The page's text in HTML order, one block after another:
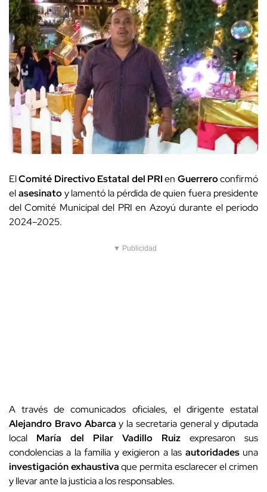
ElComité Directivo Estatal del PRIen Guerreroconfirmó
elasesinatoy lamentó la pérdida de quien fuera presidente
del Comité Municipal del PRI en Azoyú durante el periodo
2024–2025.
▼ Publicidad
A través de comunicados oficiales, el dirigente estatal
Alejandro Bravo Abarca y la secretaria general y diputada
local María del Pilar Vadillo Ruiz expresaron sus
condolencias a la familia y exigieron a las autoridadesuna
investigación exhaustivaque permita esclarecer el crimen
y llevar ante la justicia a los responsables.